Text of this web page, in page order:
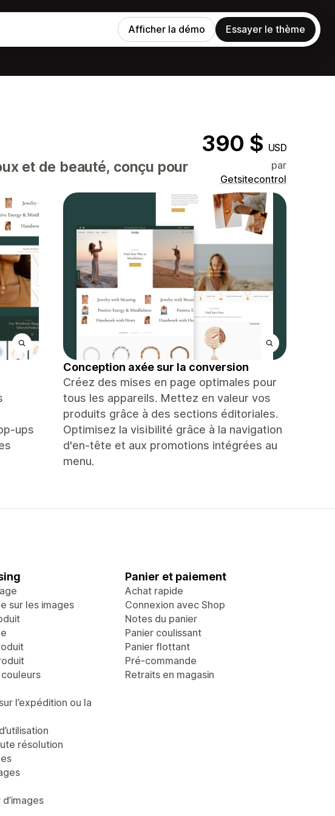
Afficher la démo Essayer le thème
390 $ USD
et de beauté, conçu pour
par
Getsitecontrol
ups
Conception axée sur la conversion
Créez des mises en page optimales pour
tous les appareils. Mettez en valeur vos
produits grâce à des sections éditoriales.
Optimisez la visibilité grâce à la navigation
d'en-tête et aux promotions intégrées au
menu.
sur les images
l’expédition ou la
résolution
Panier et paiement
Achat rapide
Connexion avec Shop
Notes du panier
Panier coulissant
Panier flottant
Pré-commande
Retraits en magasin